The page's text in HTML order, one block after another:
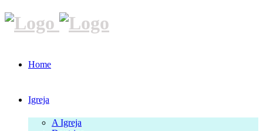
Home
Igreja
A Igreja